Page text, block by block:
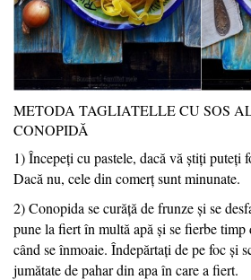
METODA TAGLIATELLE CU SOS
CONOPIDĂ
1) Începeți cu pastele, dacă vă știți puteți
Dacă nu, cele din comerț sunt minunate.
2) Conopida se curăță de frunze și se
pune la fiert în multă apă și se fierbe timp
când se înmoaie. Îndepărtați de pe foc și
jumătate de pahar din apa în care a fiert.